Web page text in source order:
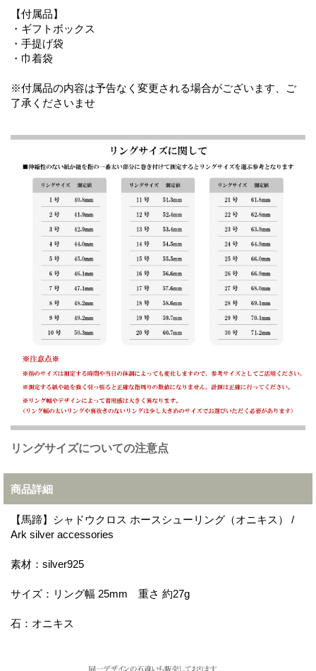
【付属品】
・ギフトボックス
・手提げ袋
・巾着袋
※付属品の内容は予告なく変更される場合がございます、ご
了承くださいませ
リングサイズについての注意点
商品詳細
【馬蹄】シャドウクロス ホースシューリング（オニキス） /
Ark silver accessories
素材：silver925
サイズ：リング幅 25mm 重さ 約27g
石：オニキス